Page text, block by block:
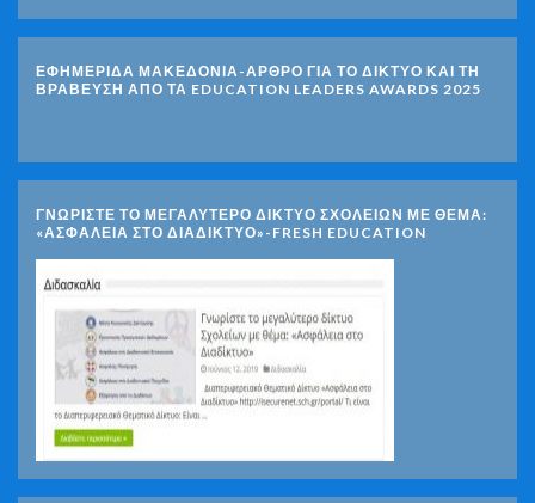
ΕΦΗΜΕΡΙΔΑ ΜΑΚΕΔΟΝΙΑ-ΑΡΘΡΟ ΓΙΑ ΤΟ ΔΙΚΤΥΟ ΚΑΙ ΤΗ
ΒΡΑΒΕΥΣΗ ΑΠΟ ΤΑ EDUCATION LEADERS AWARDS 2025
ΓΝΩΡΊΣΤΕ ΤΟ ΜΕΓΑΛΎΤΕΡΟ ΔΊΚΤΥΟ ΣΧΟΛΕΊΩΝ ΜΕ ΘΈΜΑ:
«ΑΣΦΆΛΕΙΑ ΣΤΟ ΔΙΑΔΊΚΤΥΟ»-FRESH EDUCATION